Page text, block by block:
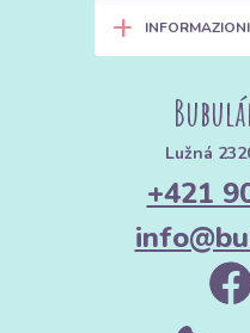
+ INFORMAZIONI
Lužná
+421